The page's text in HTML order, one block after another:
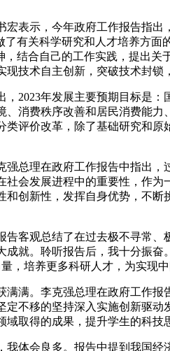
表示，今年政府工作报告指
有关科学研究和人才培养方
结合自己的工作实践，提出
技术自主创新，突破技术封锁
2023年发展主要预期目标是
消费秩序改善和居民消费能
类评价改革，除了基础研究和
总理在政府工作报告中指出
会发展进程中的重要性，作
创新性，发挥自身优势，不
客观总结了在过去极不寻常
就。聆听报告后，我十分振
，培养更多科研人才，为实现
满。李克强总理在政府工作
不移的坚持深入实施创新驱
取得的成果，提升学生的科技
体会良多。报告中提到我国